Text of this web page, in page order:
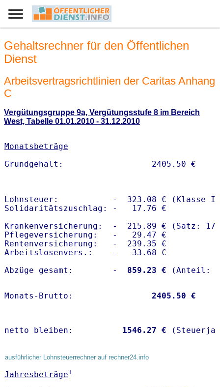
Gehaltsrechner für den Öffentlichen
Dienst
Arbeitsvertragsrichtlinien der Caritas Anhang
C
Vergütungsgruppe 9a, Vergütungsstufe 8 im Bereich
West, Tabelle 01.01.2010 - 31.12.2010
Monatsbeträge
Lohnsteuer:           -  323.08 € (Klasse I)
Solidaritätszuschlag: -   17.76 €
Krankenversicherung:  -  215.89 € (Satz:
Pflegeversicherung:   -   29.47 €
Rentenversicherung:   -  239.35 €
Arbeitslosenvers.:    -   33.68 €
Abzüge gesamt:        -
  859.23 €
Monats-Brutto: 2405.50 €
netto bleiben: 1546.27 €
ausführlicher Lohnsteuerrechner auf rechner24.info
Jahresbeträge1